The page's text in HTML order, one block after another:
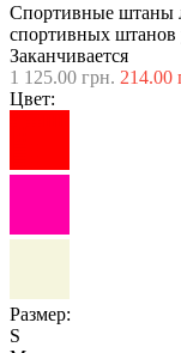
Спортивные штаны
спортивных штанов
Заканчивается
1 125.00 грн. 214.00
Цвет:
Размер:
S